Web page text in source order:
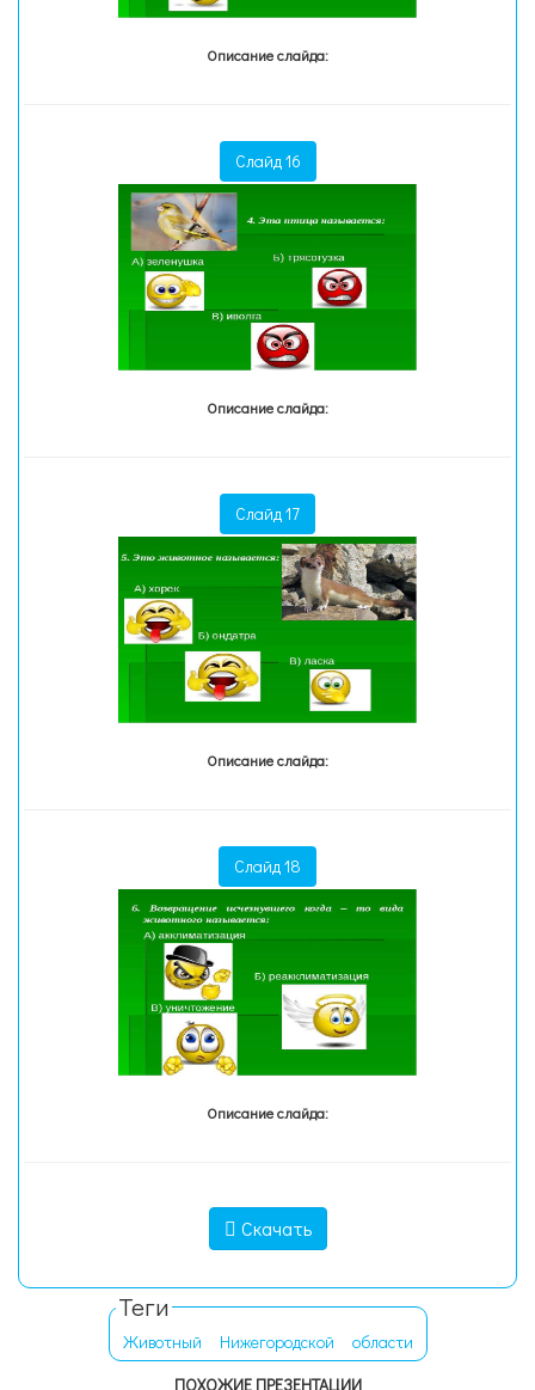
Описание слайда:
Слайд 16
Описание слайда:
Слайд 17
Описание слайда:
Слайд 18
Описание слайда:
Скачать
Теги
Животный Нижегородской
области
ПОХОЖИЕ ПРЕЗЕНТАЦИИ